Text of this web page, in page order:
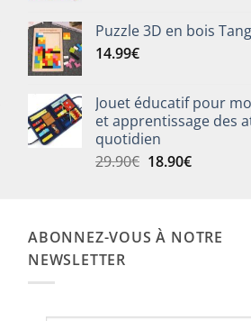
Puzzle 3D en bois
14.99€
Jouet éducatif pour
et apprentissage des
quotidien
29.90€ Le
29.90€.
18.90€Le
18.90€.
ABONNEZ-VOUS À NOTRE
NEWSLETTER